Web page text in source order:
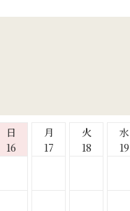
日
16
月
17
火
18
水
19